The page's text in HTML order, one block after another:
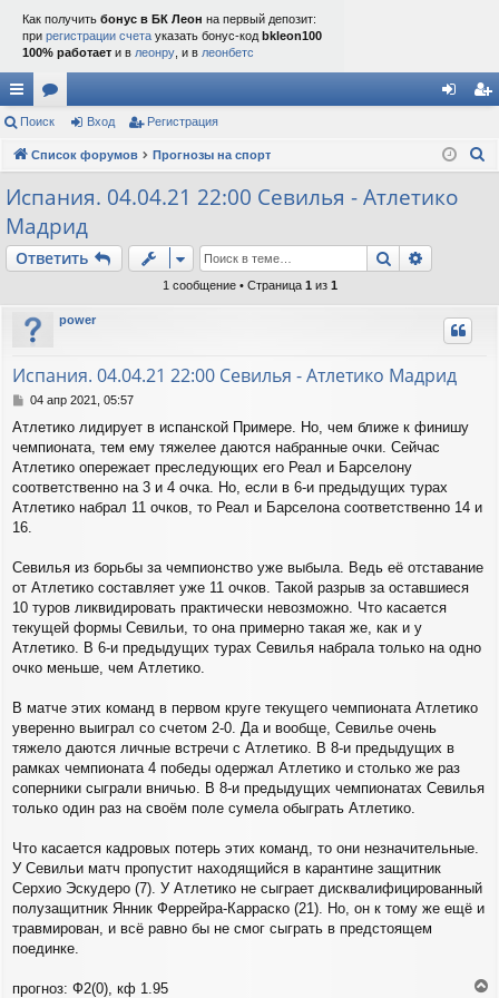
Как получить бонус в БК Леон на первый депозит:
при регистрации счета указать бонус-код bkleon100
100% работает и в леонру , и в леонбетс
с
ы
лк
и
ор
ум д ис
Поиск Вход Регистрация
Список форумов Прогнозы на спорт
Испания. 04.04.21 22:00 Севилья - Атлетико
Мадрид
Ответить Поиск
1 сообщение • Страница 1 из 1
power
Испания. 04.04.21 22:00 Севилья - Атлетико Мадрид
С
о
б
щ
е
и
е
04 апр 2021, 05:57
Атлетико лидирует в испанской Примере. Но, чем ближе к финишу
чемпионата, тем ему тяжелее даются набранные очки. Сейчас
Атлетико опережает преследующих его Реал и Барселону
соответственно на 3 и 4 очка. Но, если в 6-и предыдущих турах
Атлетико набрал 11 очков, то Реал и Барселона соответственно 14 и
16.
Севилья из борьбы за чемпионство уже выбыла. Ведь её отставание
от Атлетико составляет уже 11 очков. Такой разрыв за оставшиеся
10 туров ликвидировать практически невозможно. Что касается
текущей формы Севильи, то она примерно такая же, как и у
Атлетико. В 6-и предыдущих турах Севилья набрала только на одно
очко меньше, чем Атлетико.
В матче этих команд в первом круге текущего чемпионата Атлетико
уверенно выиграл со счетом 2-0. Да и вообще, Севилье очень
тяжело даются личные встречи с Атлетико. В 8-и предыдущих в
рамках чемпионата 4 победы одержал Атлетико и столько же раз
соперники сыграли вничью. В 8-и предыдущих чемпионатах Севилья
только один раз на своём поле сумела обыграть Атлетико.
Что касается кадровых потерь этих команд, то они незначительные.
У Севильи матч пропустит находящийся в карантине защитник
Серхио Эскудеро (7). У Атлетико не сыграет дисквалифицированный
полузащитник Янник Феррейра-Карраско (21). Но, он к тому же ещё и
травмирован, и всё равно бы не смог сыграть в предстоящем
поединке.
прогноз: Ф2(0), кф 1.95